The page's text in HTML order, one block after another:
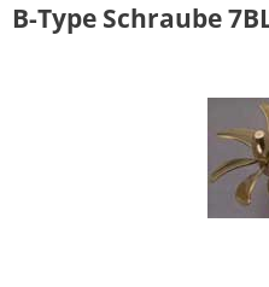
B-Type Schraube